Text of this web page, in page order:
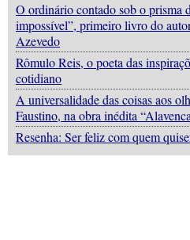
O ordinário contado sob o prisma
impossível”, primeiro livro do
Azevedo
Rômulo Reis, o poeta das
cotidiano
A universalidade das coisas aos
Faustino, na obra inédita
Resenha: Ser feliz com quem